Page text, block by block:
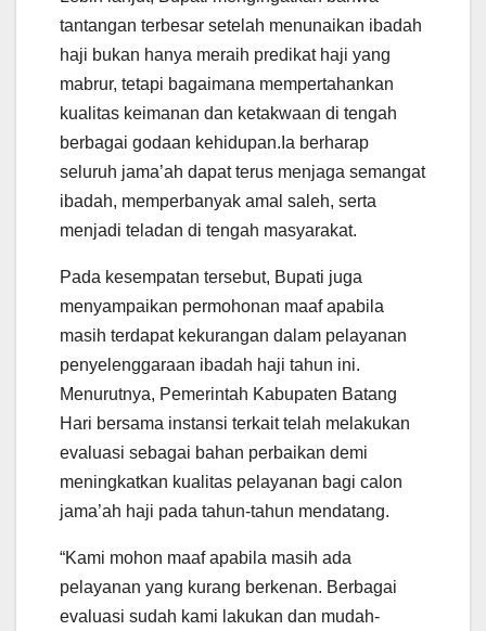
tantangan terbesar setelah menunaikan ibadah
haji bukan hanya meraih predikat haji yang
mabrur, tetapi bagaimana mempertahankan
kualitas keimanan dan ketakwaan di tengah
berbagai godaan kehidupan.Ia berharap
seluruh jama’ah dapat terus menjaga semangat
ibadah, memperbanyak amal saleh, serta
menjadi teladan di tengah masyarakat.
Pada kesempatan tersebut, Bupati juga
menyampaikan permohonan maaf apabila
masih terdapat kekurangan dalam pelayanan
penyelenggaraan ibadah haji tahun ini.
Menurutnya, Pemerintah Kabupaten Batang
Hari bersama instansi terkait telah melakukan
evaluasi sebagai bahan perbaikan demi
meningkatkan kualitas pelayanan bagi calon
jama’ah haji pada tahun-tahun mendatang.
“Kami mohon maaf apabila masih ada
pelayanan yang kurang berkenan. Berbagai
evaluasi sudah kami lakukan dan mudah-